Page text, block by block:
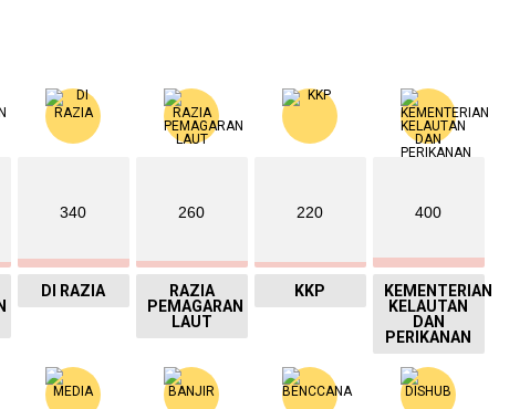
340
DI RAZIA
260
RAZIA
PEMAGARAN
LAUT
220
KKP
400
KEMENTERIAN
KELAUTAN
DAN
PERIKANAN